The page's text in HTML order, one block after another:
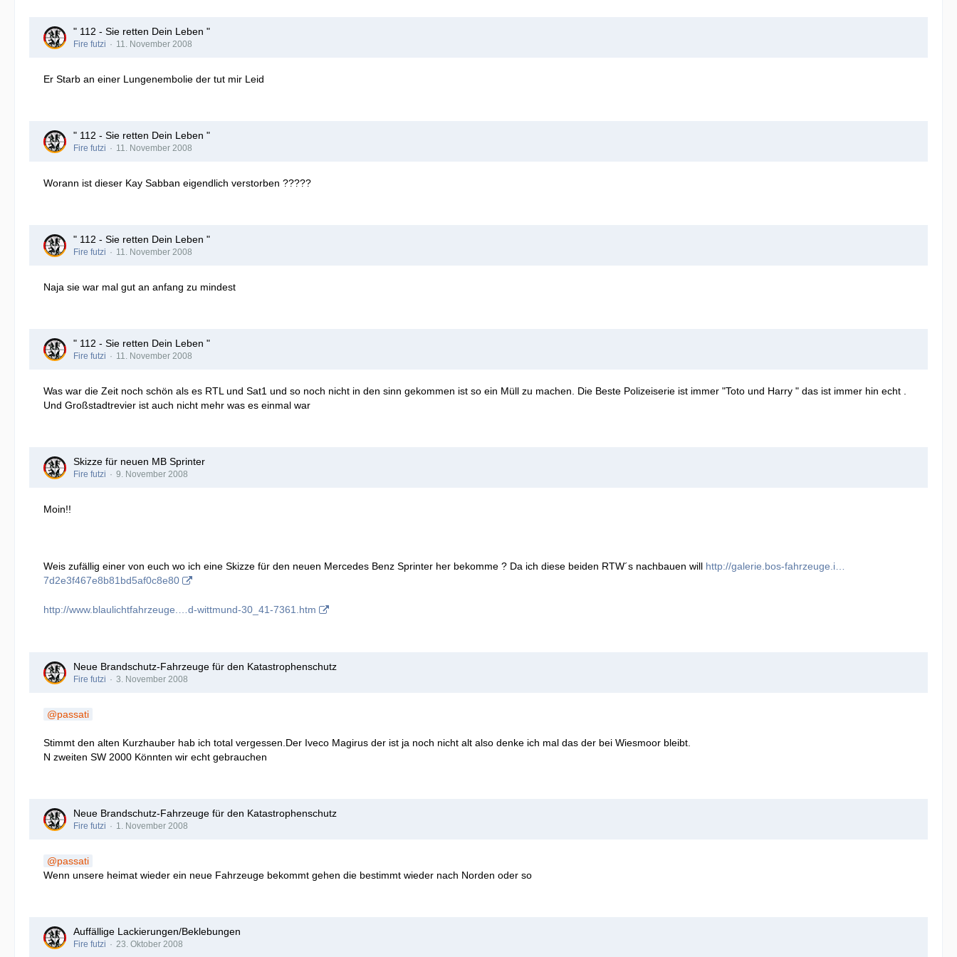
" 112 - Sie retten Dein Leben "
Fire futzi 11. November 2008
Er Starb an einer Lungenembolie der tut mir Leid
" 112 - Sie retten Dein Leben "
Fire futzi 11. November 2008
Worann ist dieser Kay Sabban eigendlich verstorben ?????
" 112 - Sie retten Dein Leben "
Fire futzi 11. November 2008
Naja sie war mal gut an anfang zu mindest
" 112 - Sie retten Dein Leben "
Fire futzi 11. November 2008
Was war die Zeit noch schön als es RTL und Sat1 und so noch nicht in den sinn gekommen ist so ein Müll zu machen. Die Beste Polizeiserie ist immer "Toto und Harry " das ist immer hin echt .
Und Großstadtrevier ist auch nicht mehr was es einmal war
Skizze für neuen MB Sprinter
Fire futzi 9. November 2008
Moin!!
Weis zufällig einer von euch wo ich eine Skizze für den neuen Mercedes Benz Sprinter her bekomme ? Da ich diese beiden RTW´s nachbauen will http://galerie.bos-fahrzeuge.i…
7d2e3f467e8b81bd5af0c8e80
http://www.blaulichtfahrzeuge.…d-wittmund-30_41-7361.htm
Neue Brandschutz-Fahrzeuge für den Katastrophenschutz
Fire futzi 3. November 2008
passati
Stimmt den alten Kurzhauber hab ich total vergessen.Der Iveco Magirus der ist ja noch nicht alt also denke ich mal das der bei Wiesmoor bleibt.
N zweiten SW 2000 Könnten wir echt gebrauchen
Neue Brandschutz-Fahrzeuge für den Katastrophenschutz
Fire futzi 1. November 2008
passati
Wenn unsere heimat wieder ein neue Fahrzeuge bekommt gehen die bestimmt wieder nach Norden oder so
Auffällige Lackierungen/Beklebungen
Fire futzi 23. Oktober 2008